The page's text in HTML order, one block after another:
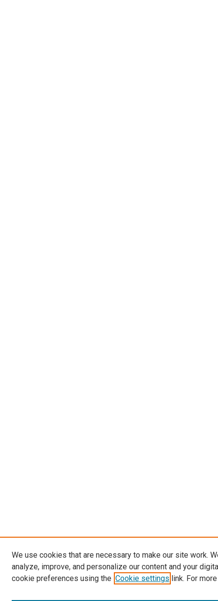
We use cookies that are necessary to make our site work.
analyze, improve, and personalize our content and your
cookie preferences using the Cookie settings link. For